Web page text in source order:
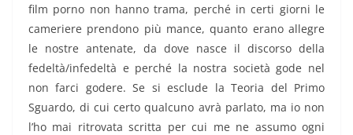
film porno non hanno trama, perché in certi giorni le
cameriere prendono più mance, quanto erano allegre
le nostre antenate, da dove nasce il discorso della
fedeltà/infedeltà e perché la nostra società gode nel
non farci godere. Se si esclude la Teoria del Primo
Sguardo, di cui certo qualcuno avrà parlato, ma io non
l’ho mai ritrovata scritta per cui me ne assumo ogni